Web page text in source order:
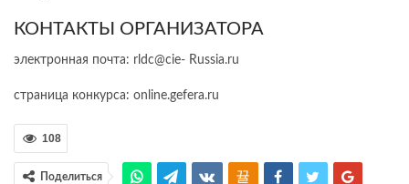
КОНТАКТЫ ОРГАНИЗАТОРА
электронная почта: rldc@cie- Russia.ru
страница конкурса: online.gefera.ru
108
Поделиться